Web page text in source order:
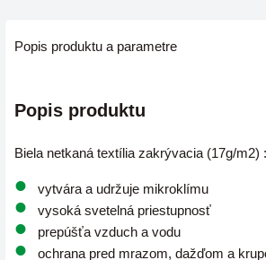
Popis produktu a parametre
Popis produktu
Biela netkaná textília zakrývacia (17g/m2) :
vytvára a udržuje mikroklímu
vysoká svetelná priestupnosť
prepúšťa vzduch a vodu
ochrana pred mrazom, dažďom a